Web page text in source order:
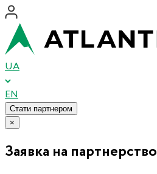
UA
EN
Стати партнером
×
Заявка на партнерство